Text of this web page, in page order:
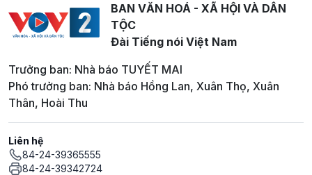
BAN VĂN HOÁ - XÃ HỘI VÀ DÂN
TỘC
Đài Tiếng nói Việt Nam
Trưởng ban: Nhà báo TUYẾT MAI
Phó trưởng ban: Nhà báo Hồng Lan, Xuân Thọ, Xuân
Thân, Hoài Thu
Liên hệ
84-24-39365555
84-24-39342724